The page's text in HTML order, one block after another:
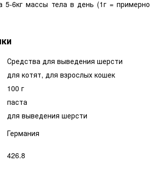
5-6кг массы тела в день (1г = примерно
Средства для выведения шерсти
для котят, для взрослых кошек
100 г
паста
для выведения шерсти
Германия
426.8